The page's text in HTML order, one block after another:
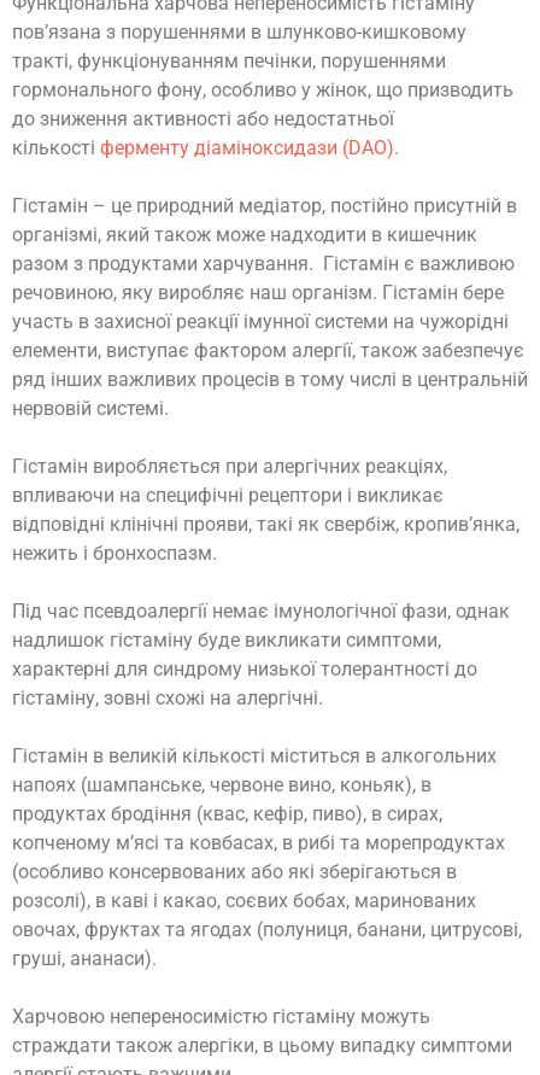
пов’язана з порушеннями в шлунково-кишковому
тракті, функціонуванням печінки, порушеннями
гормонального фону, особливо у жінок, що призводить
до зниження активності або недостатньої
кількості ферменту діаміноксидази (DAO).
Гістамін – це природний медіатор, постійно присутній в
організмі, який також може надходити в кишечник
разом з продуктами харчування. Гістамін є важливою
речовиною, яку виробляє наш організм. Гістамін бере
участь в захисної реакції імунної системи на чужорідні
елементи, виступає фактором алергії, також забезпечує
ряд інших важливих процесів в тому числі в центральній
нервовій системі.
Гістамін виробляється при алергічних реакціях,
впливаючи на специфічні рецептори і викликає
відповідні клінічні прояви, такі як свербіж, кропив’янка,
нежить і бронхоспазм.
Під час псевдоалергії немає імунологічної фази, однак
надлишок гістаміну буде викликати симптоми,
характерні для синдрому низької толерантності до
гістаміну, зовні схожі на алергічні.
Гістамін в великій кількості міститься в алкогольних
напоях (шампанське, червоне вино, коньяк), в
продуктах бродіння (квас, кефір, пиво), в сирах,
копченому м’ясі та ковбасах, в рибі та морепродуктах
(особливо консервованих або які зберігаються в
розсолі), в каві і какао, соєвих бобах, маринованих
овочах, фруктах та ягодах (полуниця, банани, цитрусові,
груші, ананаси).
Харчовою непереносимістю гістаміну можуть
страждати також алергіки, в цьому випадку симптоми